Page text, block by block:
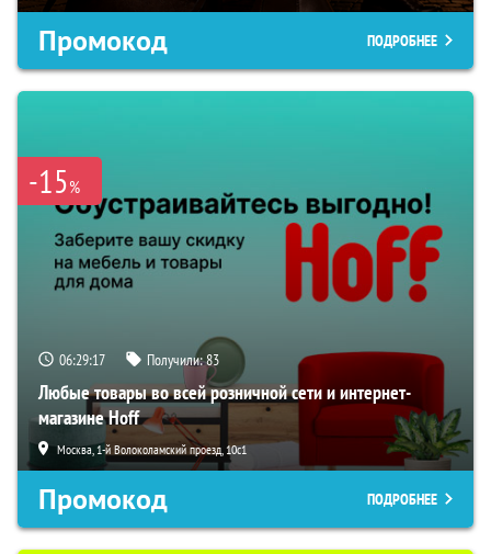
Промокод ПОДРОБНЕЕ
-15%
06:29:16 Получили:83
Любые товары во всей розничной сети и интернет-
магазине Hoff
Москва, 1-й Волоколамский проезд, 10с1
Промокод ПОДРОБНЕЕ